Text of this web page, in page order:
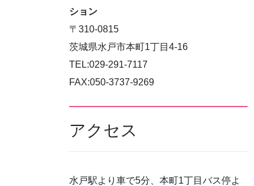
ション
〒310-0815
茨城県水戸市本町1丁目4-16
TEL:029-291-7117
FAX:050-3737-9269
アクセス
水戸駅より車で5分、本町1丁目バス停よ